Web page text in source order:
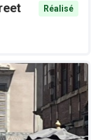
Réalisé